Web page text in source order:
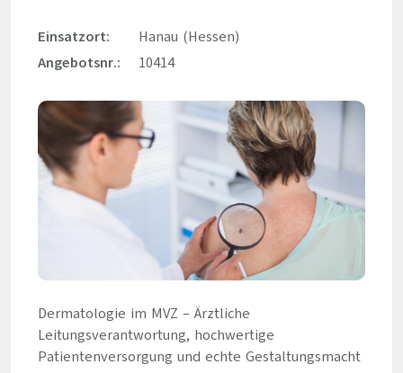
Einsatzort:
Hanau (Hessen)
Angebotsnr.:
10414
Dermatologie im MVZ – Ärztliche
Leitungsverantwortung, hochwertige
Patientenversorgung und echte Gestaltungsmacht